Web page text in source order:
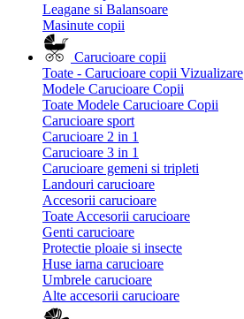
Leagane si Balansoare
Masinute copii
Carucioare copii
Toate - Carucioare copii Vizualizare
Modele Carucioare Copii
Toate Modele Carucioare Copii
Carucioare sport
Carucioare 2 in 1
Carucioare 3 in 1
Carucioare gemeni si tripleti
Landouri carucioare
Accesorii carucioare
Toate Accesorii carucioare
Genti carucioare
Protectie ploaie si insecte
Huse iarna carucioare
Umbrele carucioare
Alte accesorii carucioare